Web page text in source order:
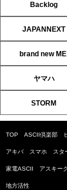
Backlog
JAPANNEXT
brand new
ヤマハ
STORM
TOP ASCII倶楽部
アキバ スマホ スタ
家電ASCII アスキー
地方活性